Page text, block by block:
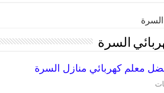
السرة